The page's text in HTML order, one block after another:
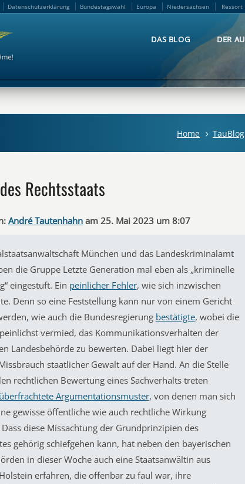
Datenschutzerklärung Bundestagswahl Europa Niedersachsen Ressort
DAS BLOG DER
Home TauBlog
Rechtsstaats
André Tautenhahn am 25. Mai 2023 um 8:07
München und das Landeskriminalamt
die Gruppe Letzte Generation mal eben als „kriminelle
eingestuft. Ein peinlicher Fehler, wie sich inzwischen
Denn so eine Feststellung kann nur von einem Gericht
wie auch die Bundesregierung bestätigte, wobei die
vermied, das Kommunikationsverhalten der
Landesbehörde zu bewerten. Dabei liegt hier der
staatlicher Gewalt auf der Hand. An die Stelle
rechtlichen Bewertung eines Sachverhalts treten
Argumentationsmuster, von denen man sich
gewisse öffentliche wie auch rechtliche Wirkung
diese Missachtung der Grundprinzipien des
gehörig schiefgehen kann, hat neben den bayerischen
in dieser Woche auch eine Staatsanwältin aus
erfahren, die offenbar zu faul war, ihre
Datenschutzerklärung Bundestagswahl Europa Niedersachsen Ressort
DAS BLOG DER